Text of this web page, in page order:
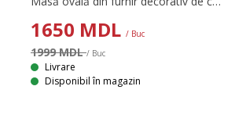
1650 MDL / Buc
1999 MDL/ Buc
Livrare
Disponibil în magazin